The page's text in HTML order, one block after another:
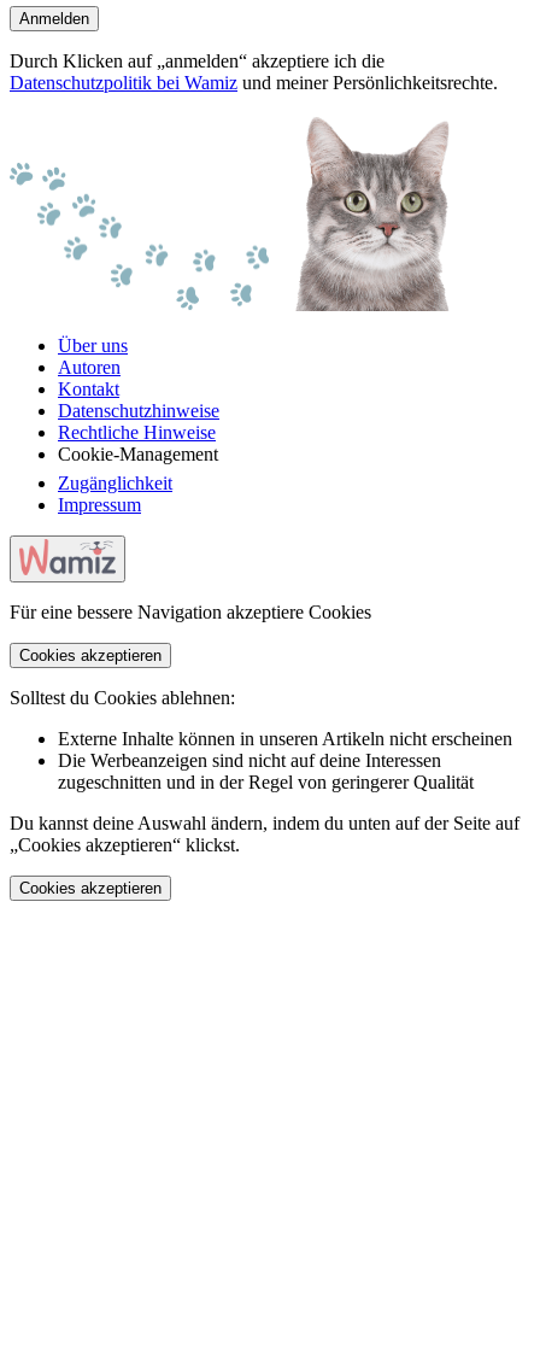
Anmelden
Durch Klicken auf „anmelden“ akzeptiere ich die
Datenschutzpolitik bei Wamiz und meiner Persönlichkeitsrechte.
Über uns
Autoren
Kontakt
Datenschutzhinweise
Rechtliche Hinweise
Cookie-Management
Zugänglichkeit
Impressum
Für eine bessere Navigation akzeptiere Cookies
Cookies akzeptieren
Solltest du Cookies ablehnen:
Externe Inhalte können in unseren Artikeln nicht erscheinen
Die Werbeanzeigen sind nicht auf deine Interessen
zugeschnitten und in der Regel von geringerer Qualität
Du kannst deine Auswahl ändern, indem du unten auf der Seite auf
„Cookies akzeptieren“ klickst.
Cookies akzeptieren